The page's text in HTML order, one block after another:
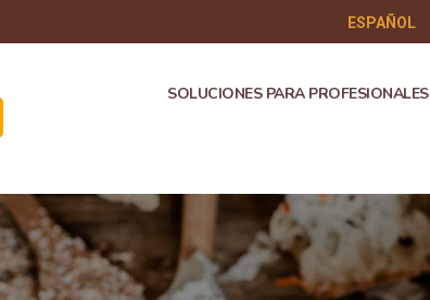
ESPAÑOL
SOLUCIONES PARA PROFESIONALES